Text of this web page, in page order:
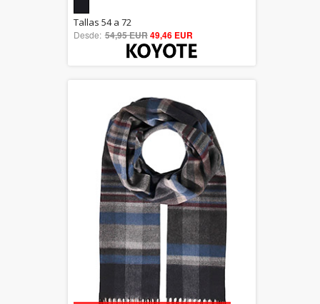
out of 5
Tallas 54 a 72
Desde: 54,95 EUR49,46 EUR